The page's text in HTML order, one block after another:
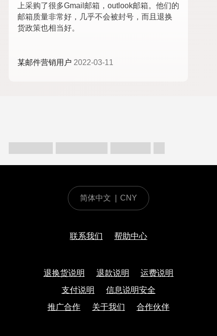
上采购了很多Gmail邮箱，outlook邮箱。他们的
邮箱质量非常好，几乎不会被封号，而且退换
货政策也相当好。
某邮件营销用户 2022-03-11
简体中文 CNY
联系我们 帮助中心
退换货说明 退款说明
运费说明
支付说明
信息说明安全
推广合作
关于我们 合作伙伴